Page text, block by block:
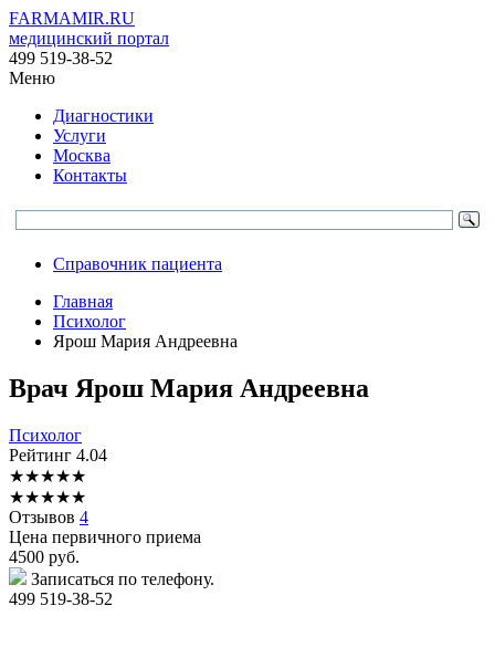
FARMAMIR.RU
медицинский портал
499 519-38-52
Меню
Диагностики
Услуги
Москва
Контакты
Справочник пациента
Главная
Психолог
Ярош Мария Андреевна
Врач Ярош Мария Андреевна
Психолог
Рейтинг 4.04
★★★★★
★★★★★
Отзывов 4
Цена первичного приема
4500 руб.
Записаться по телефону.
499 519-38-52